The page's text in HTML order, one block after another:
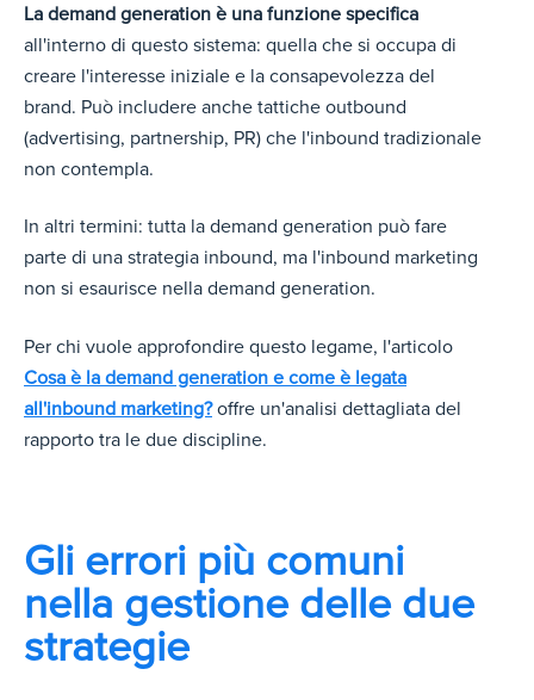
La demand generation è una funzione specifica
all'interno di questo sistema: quella che si occupa di
creare l'interesse iniziale e la consapevolezza del
brand. Può includere anche tattiche outbound
(advertising, partnership, PR) che l'inbound tradizionale
non contempla.
In altri termini: tutta la demand generation può fare
parte di una strategia inbound, ma l'inbound marketing
non si esaurisce nella demand generation.
Per chi vuole approfondire questo legame, l'articolo
Cosa è la demand generation e come è legata
all'inbound marketing?offre un'analisi dettagliata del
rapporto tra le due discipline.
Gli errori più comuni
nella gestione delle due
strategie